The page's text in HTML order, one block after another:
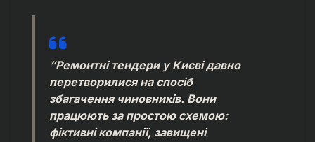
“Ремонтні тендери у Києві давно
перетворилися на спосіб
збагачення чиновників. Вони
працюють за простою схемою:
фіктивні компанії, завищені